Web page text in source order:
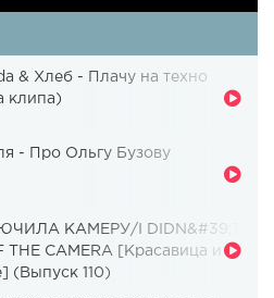
& Хлеб - Плачу на техно
клипа)
- Про Ольгу Бузову
КАМЕРУ/I DIDN&#39;T
THE CAMERA [Красавица и
(Выпуск 110)